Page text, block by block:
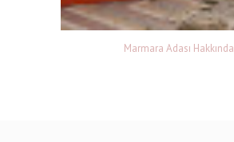
Marmara Adası Hakkında